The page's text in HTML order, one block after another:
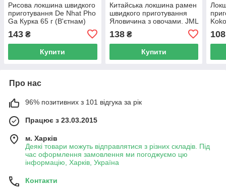
Рисова локшина швидкого
приготування De Nhat Pho
Ga Курка 65 г (В'єтнам)
143 ₴
Купити
Китайська локшина рамен
швидкого приготування
Яловичина з овочами. JML
138₴
Купити
108
Про нас
96% позитивних з 101 відгука за рік
Працює з 23.03.2015
м. Харків
Деякі товари можуть відправлятися з різних складів. Під
час оформлення замовлення ми погоджуємо цю
інформацію, Харків, Україна
Контакти